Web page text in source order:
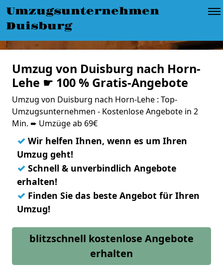
Umzugsunternehmen
Duisburg
Umzug von Duisburg nach Horn-
Lehe ☛ 100 % Gratis-Angebote
Umzug von Duisburg nach Horn-Lehe : Top-
Umzugsunternehmen - Kostenlose Angebote in 2
Min. ➨ Umzüge ab 69€
✓ Wir helfen Ihnen, wenn es um Ihren
Umzug geht!
✓ Schnell & unverbindlich Angebote
erhalten!
✓ Finden Sie das beste Angebot für Ihren
Umzug!
blitzschnell kostenlose Angebote
erhalten